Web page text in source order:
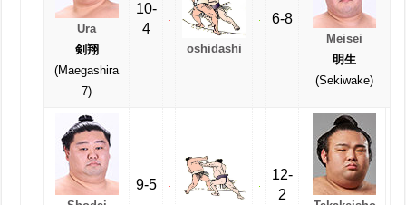
Ura
剣翔
(Maegashira
7)
10-
4
oshidashi
6-8
Meisei
明生
(Sekiwake)
9-5
12-
2